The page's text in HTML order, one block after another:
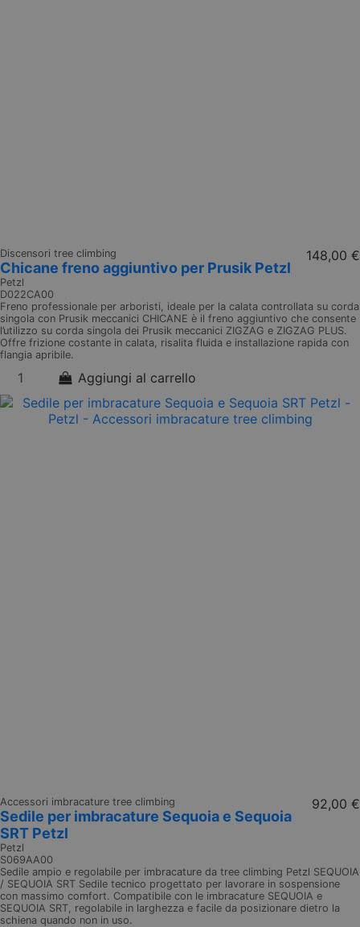
Discensori tree climbing
Chicane freno aggiuntivo per Prusik Petzl
Petzl
D022CA00
148,00 €
Freno professionale per arboristi, ideale per la calata controllata su corda
singola con Prusik meccanici CHICANE è il freno aggiuntivo che consente
l’utilizzo su corda singola dei Prusik meccanici ZIGZAG e ZIGZAG PLUS.
Offre frizione costante in calata, risalita fluida e installazione rapida con
flangia apribile.
Aggiungi al carrello
Accessori imbracature tree climbing
Sedile per imbracature Sequoia e Sequoia
SRT Petzl
Petzl
S069AA00
92,00 €
Sedile ampio e regolabile per imbracature da tree climbing Petzl SEQUOIA
/ SEQUOIA SRT Sedile tecnico progettato per lavorare in sospensione
con massimo comfort. Compatibile con le imbracature SEQUOIA e
SEQUOIA SRT, regolabile in larghezza e facile da posizionare dietro la
schiena quando non in uso.